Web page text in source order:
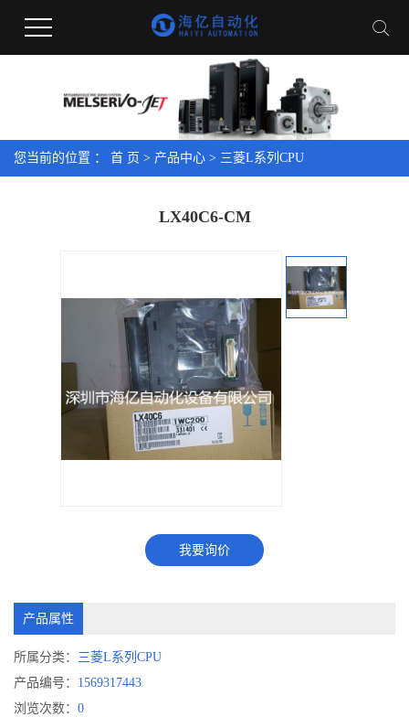
您当前的位置 ： 首 页 > 产品中心 > 三菱L系列CPU
LX40C6-CM
我要询价
产品属性
所属分类： 三菱L系列CPU
产品编号： 1569317443
浏览次数： 0